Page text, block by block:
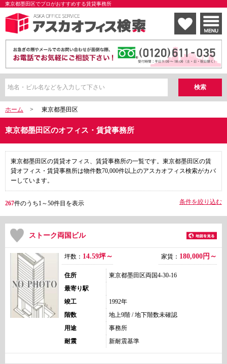
東京都墨田区でプロがおすすめする賃貸事務所
ホーム > 東京都墨田区
東京都墨田区のオフィス・賃貸事務所
東京都墨田区の賃貸オフィス、賃貸事務所の一覧です。東京都墨田区の賃
貸オフィス・賃貸事務所は物件数70,000件以上のアスカオフィス検索がカバ
ーしています。
267件のうち1～50件目を表示 条件を絞り込む
ストーク両国ビル
坪数： 14.59坪～ 家賃： 180,000 円～
住所
東京都墨田区両国4-30-16
最寄り駅
竣工
1992年
階数
地上9階 / 地下階数未確認
用途
事務所
耐震
新耐震基準